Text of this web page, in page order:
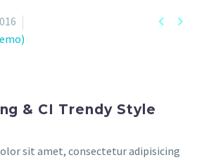
 
& CI Trendy Style
sit amet, consectetur adipisicing